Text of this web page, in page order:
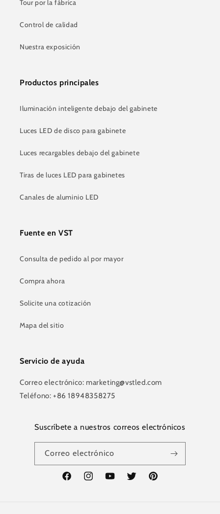
Tour por la fábrica
Control de calidad
Nuestra exposición
Productos principales
Iluminación inteligente debajo del gabinete
Luces LED de disco para gabinete
Luces recargables debajo del gabinete
Tiras de luces LED para gabinetes
Canales de aluminio LED
Fuente en VST
Consulta de pedido al por mayor
Compra ahora
Solicite una cotización
Mapa del sitio
Servicio de ayuda
Correo electrónico: marketing@vstled.com
Teléfono: +86 18948358275
Suscríbete a nuestros correos electrónicos
Correo electrónico
FacebookInstagramYouTubeTwitter Pinterest